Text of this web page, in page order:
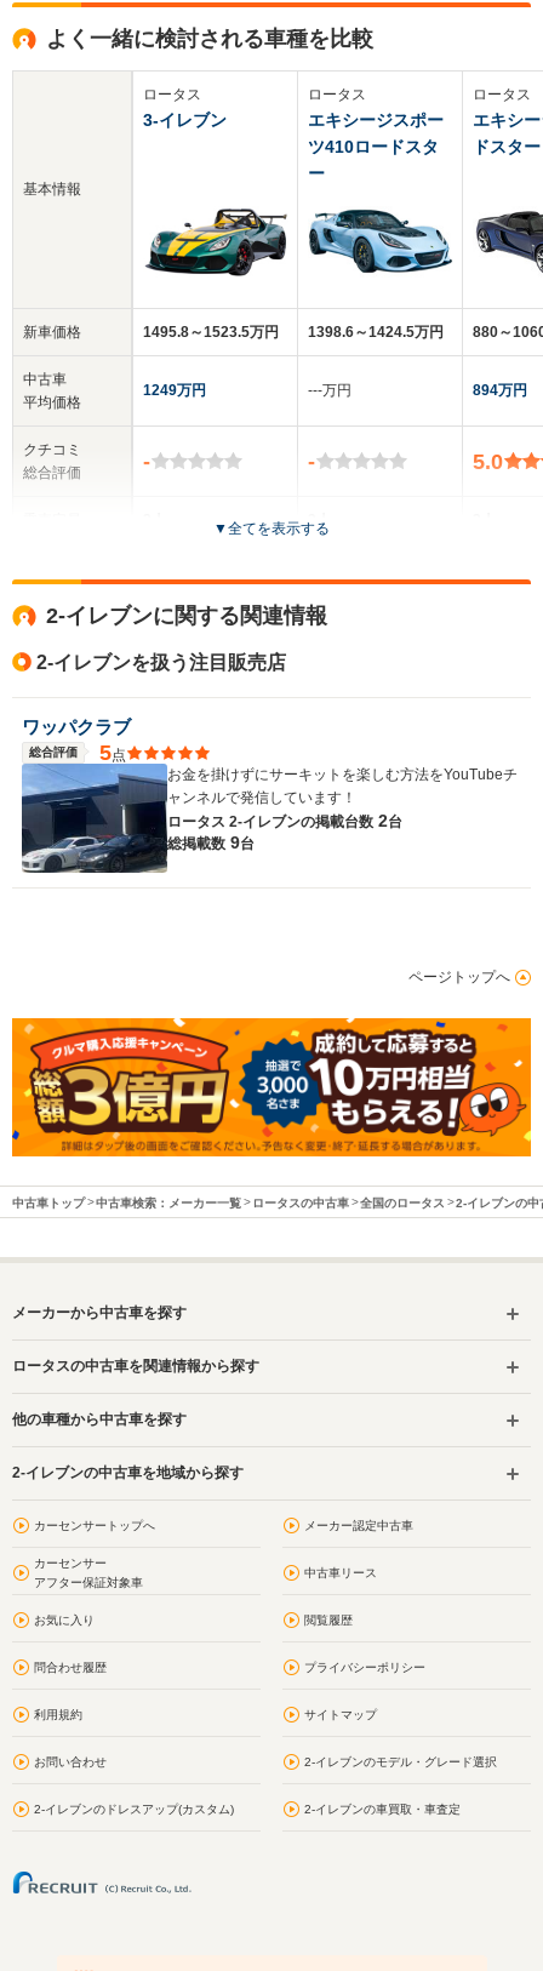
よく一緒に検討される車種を比較
基本情報
新車価格
中古車
平均価格
クチコミ
総合評価
サイズ
(全長x全幅x全高)
WLTCモード
燃費
排気量
駆動方式
ロータス
3-イレブン
1495.8～1523.5万円
1249万円
-
全高
1.86m
全長
-
3456cc
MR
ロータス
エキシージスポー
ツ410ロードスタ
ー
1398.6～1424.5万円
‐‐‐万円
-
2人
全長
3456cc
MR
ロータス
エキシ
ドスター
880～
894万円
5.0
3456cc
MR
▼全てを表示する
2-イレブンに関する関連情報
2-イレブンを扱う注目販売店
ワッパクラブ
総合評価 5点
お金を掛けずにサーキットを楽しむ方法をYouTubeチ
ャンネルで発信しています！
ロータス 2-イレブンの掲載台数 2台
総掲載数 9台
ページトップへ
中古車トップ 中古車検索：メーカー一覧 ロータスの中古車 全国のロータス 2-イレブンの中
メーカーから中古車を探す
ロータスの中古車を関連情報から探す
他の車種から中古車を探す
2-イレブンの中古車を地域から探す
カーセンサートップへ メーカー認定中古車
カーセンサー
アフター保証対象車
中古車リース
お気に入り 閲覧履歴
問合わせ履歴 プライバシーポリシー
利用規約 サイトマップ
お問い合わせ 2-イレブンのモデル・グレード選択
2-イレブンのドレスアップ(カスタム) 2-イレブンの車買取・車査定